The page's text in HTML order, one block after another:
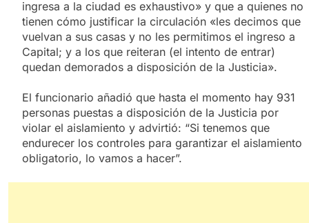
ingresa a la ciudad es exhaustivo» y que a quienes no
tienen cómo justificar la circulación «les decimos que
vuelvan a sus casas y no les permitimos el ingreso a
Capital; y a los que reiteran (el intento de entrar)
quedan demorados a disposición de la Justicia».
El funcionario añadió que hasta el momento hay 931
personas puestas a disposición de la Justicia por
violar el aislamiento y advirtió: “Si tenemos que
endurecer los controles para garantizar el aislamiento
obligatorio, lo vamos a hacer”.